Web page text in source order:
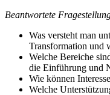
Beantwortete
Was versteht man
Transformation und
Welche Bereiche
die Einführung und
Wie können
Welche